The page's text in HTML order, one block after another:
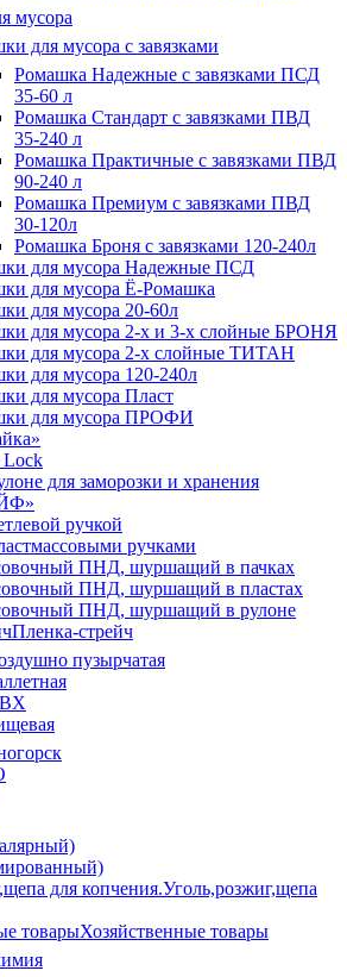
мусора
для мусора с завязками
Ромашка Надежные с завязками ПСД
35-60 л
Ромашка Стандарт с завязками ПВД
35-240 л
Ромашка Практичные с завязками ПВД
90-240 л
Ромашка Премиум с завязками ПВД
30-120л
Ромашка Броня с завязками 120-240л
для мусора Надежные ПСД
для мусора Ё-Ромашка
для мусора 20-60л
для мусора 2-х и 3-х слойные БРОНЯ
для мусора 2-х слойные ТИТАН
для мусора 120-240л
для мусора Пласт
для мусора ПРОФИ
Lock
для заморозки и хранения
ручкой
ручками
ПНД, шуршащий в пачках
ПНД, шуршащий в пластах
ПНД, шуршащий в рулоне
Пленка-стрейч
пузырчатая
Уголь,розжиг,щепа
Хозяйственные товары